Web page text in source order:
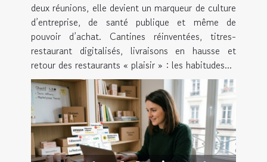
deux réunions, elle devient un marqueur de culture
d’entreprise, de santé publique et même de
pouvoir d’achat. Cantines réinventées, titres-
restaurant digitalisés, livraisons en hausse et
retour des restaurants « plaisir » : les habitudes...